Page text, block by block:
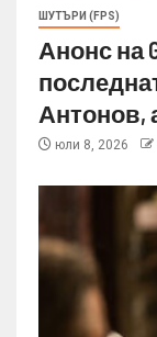
ШУТЪРИ (FPS)
Анонс на
Антонов,
юли 8, 2026